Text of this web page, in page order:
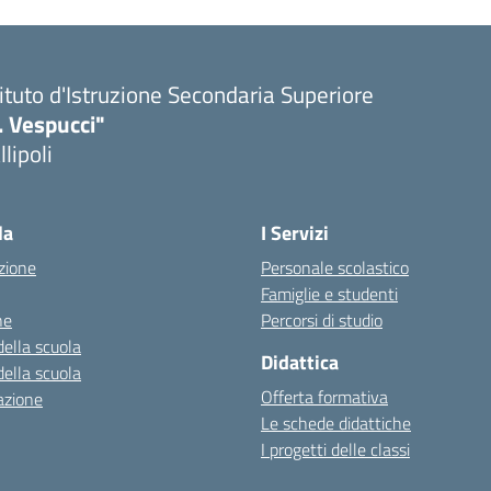
d'Istruzione Secondaria Superiore
Vespucci"
scuola
scuola
I Servizi
Personale scolastico
Famiglie e studenti
Percorsi di studio
Didattica
Offerta formativa
Le schede didattiche
I progetti delle classi